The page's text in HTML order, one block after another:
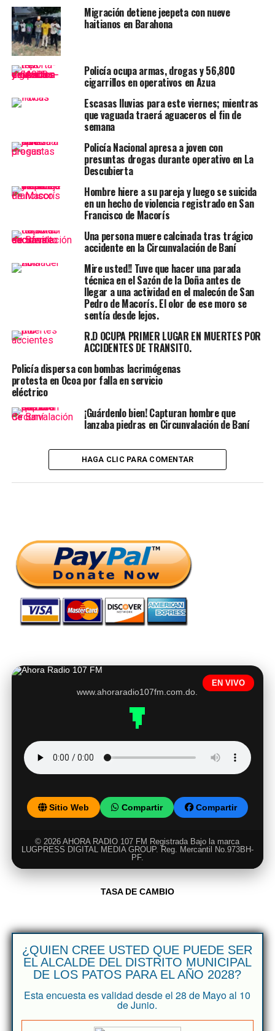
Migración detiene jeepeta con nueve
haitianos en Barahona
Policía ocupa armas, drogas y 56,800
cigarrillos en operativos en Azua
Escasas lluvias para este viernes; mientras
que vaguada traerá aguaceros el fin de
semana
Policía Nacional apresa a joven con
presuntas drogas durante operativo en La
Descubierta
Hombre hiere a su pareja y luego se suicida
en un hecho de violencia registrado en San
Francisco de Macorís
Una persona muere calcinada tras trágico
accidente en la Circunvalación de Baní
Mire usted!! Tuve que hacer una parada
técnica en el Sazón de la Doña antes de
llegar a una actividad en el malecón de San
Pedro de Macorís. El olor de ese moro se
sentía desde lejos.
R.D OCUPA PRIMER LUGAR EN MUERTES POR
ACCIDENTES DE TRANSITO.
Policía dispersa con bombas lacrimógenas
protesta en Ocoa por falla en servicio
eléctrico
¡Guárdenlo bien! Capturan hombre que
lanzaba piedras en Circunvalación de Baní
HAGA CLIC PARA COMENTAR
EN VIVO
www.ahoraradio107fm.com.do.
Sitio Web Compartir Compartir
© 2026 AHORA RADIO 107 FM Registrada Bajo la marca
LUGPRESS DIGITAL MEDIA GROUP. Reg. Mercantil No.973BH-
PF.
TASA DE CAMBIO
¿QUIEN CREE USTED QUE PUEDE SER
EL ALCALDE DEL DISTRITO MUNICIPAL
DE LOS PATOS PARA EL AÑO 2028?
Esta encuesta es validad desde el 28 de Mayo al 10
de Junio.